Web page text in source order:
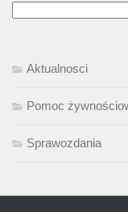
Aktualnosci
Pomoc
Sprawozdania